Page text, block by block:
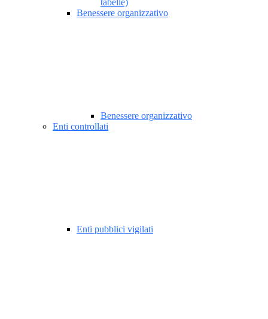
tabelle)
Benessere organizzativo
Benessere organizzativo
Enti controllati
Enti pubblici vigilati